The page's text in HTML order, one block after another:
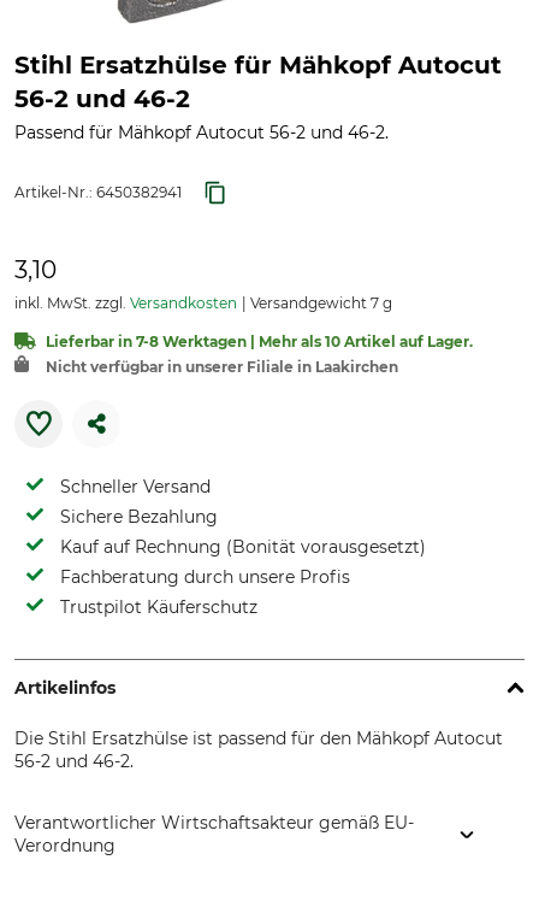
Stihl Ersatzhülse für Mähkopf Autocut
56-2 und 46-2
Passend für Mähkopf Autocut 56-2 und 46-2.
Artikel-Nr.: 6450382941
3,10
inkl. MwSt. zzgl. Versandkosten Versandgewicht 7 g
Lieferbar in 7-8 Werktagen | Mehr als 10 Artikel auf Lager.
Nicht verfügbar in unserer Filiale in Laakirchen
Schneller Versand
Sichere Bezahlung
Kauf auf Rechnung (Bonität vorausgesetzt)
Fachberatung durch unsere Profis
Trustpilot Käuferschutz
Artikelinfos
Die Stihl Ersatzhülse ist passend für den Mähkopf Autocut
56-2 und 46-2.
Verantwortlicher Wirtschaftsakteur gemäß EU-
Verordnung